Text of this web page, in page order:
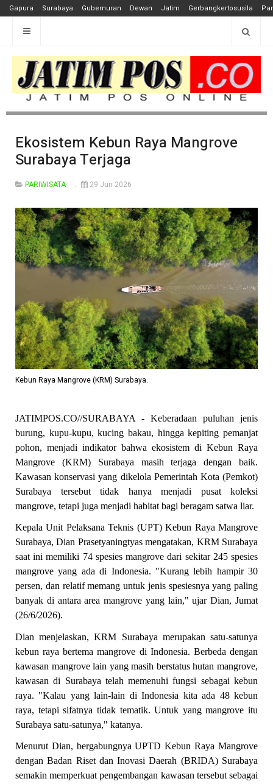
Gapura Surabaya Gubernuran Dewan Jatim Gerbangkertosusila
Ekosistem Kebun Raya Mangrove
Surabaya Terjaga
PARIWISATA 29 Jun 2026
Kebun Raya Mangrove (KRM) Surabaya.
JATIMPOS.CO//SURABAYA - Keberadaan puluhan jenis
burung, kupu-kupu, kucing bakau, hingga kepiting pemanjat
pohon, menjadi indikator bahwa ekosistem di Kebun Raya
Mangrove (KRM) Surabaya masih terjaga dengan baik.
Kawasan konservasi yang dikelola Pemerintah Kota (Pemkot)
Surabaya tersebut tidak hanya menjadi pusat koleksi
mangrove, tetapi juga menjadi habitat bagi beragam satwa liar.
Kepala Unit Pelaksana Teknis (UPT) Kebun Raya Mangrove
Surabaya, Dian Prasetyaningtyas mengatakan, KRM Surabaya
saat ini memiliki 74 spesies mangrove dari sekitar 245 spesies
mangrove yang ada di Indonesia. "Kurang lebih hampir 30
persen, dan relatif memang untuk jenis spesiesnya yang paling
banyak di antara area mangrove yang lain," ujar Dian, Jumat
(26/6/2026).
Dian menjelaskan, KRM Surabaya merupakan satu-satunya
kebun raya bertema mangrove di Indonesia. Berbeda dengan
kawasan mangrove lain yang masih berstatus hutan mangrove,
kawasan di Surabaya telah memenuhi fungsi sebagai kebun
raya. "Kalau yang lain-lain di Indonesia kita ada 48 kebun
raya, tetapi sifatnya tidak tematik. Untuk yang mangrove itu
Surabaya satu-satunya," katanya.
Menurut Dian, bergabungnya UPTD Kebun Raya Mangrove
dengan Badan Riset dan Inovasi Daerah (BRIDA) Surabaya
semakin memperkuat pengembangan kawasan tersebut sebagai